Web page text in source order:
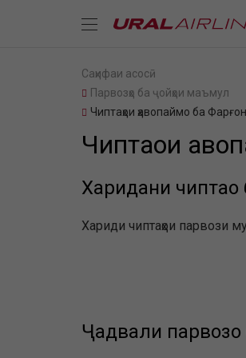
Саҳифаи асосӣ
Парвозҳо ба ҷойҳои маъмул
Чиптаҳои ҳавопаймо ба
Чиптаҳои
Харидани
Хариди чиптаҳои парвози
Ҷадвали